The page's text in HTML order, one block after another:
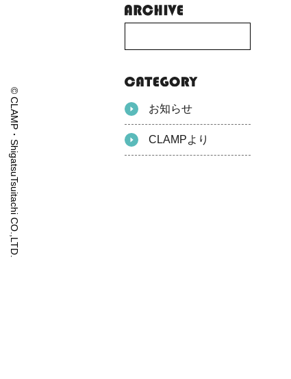
© CLAMP・ShigatsuTsuitachi CO.,LTD. お知らせ
CLAMPより